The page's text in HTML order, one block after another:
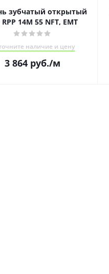
зубчатый открытый
RPP 14M 55 NFT, EMT
наличие и цену
3 864 руб./м